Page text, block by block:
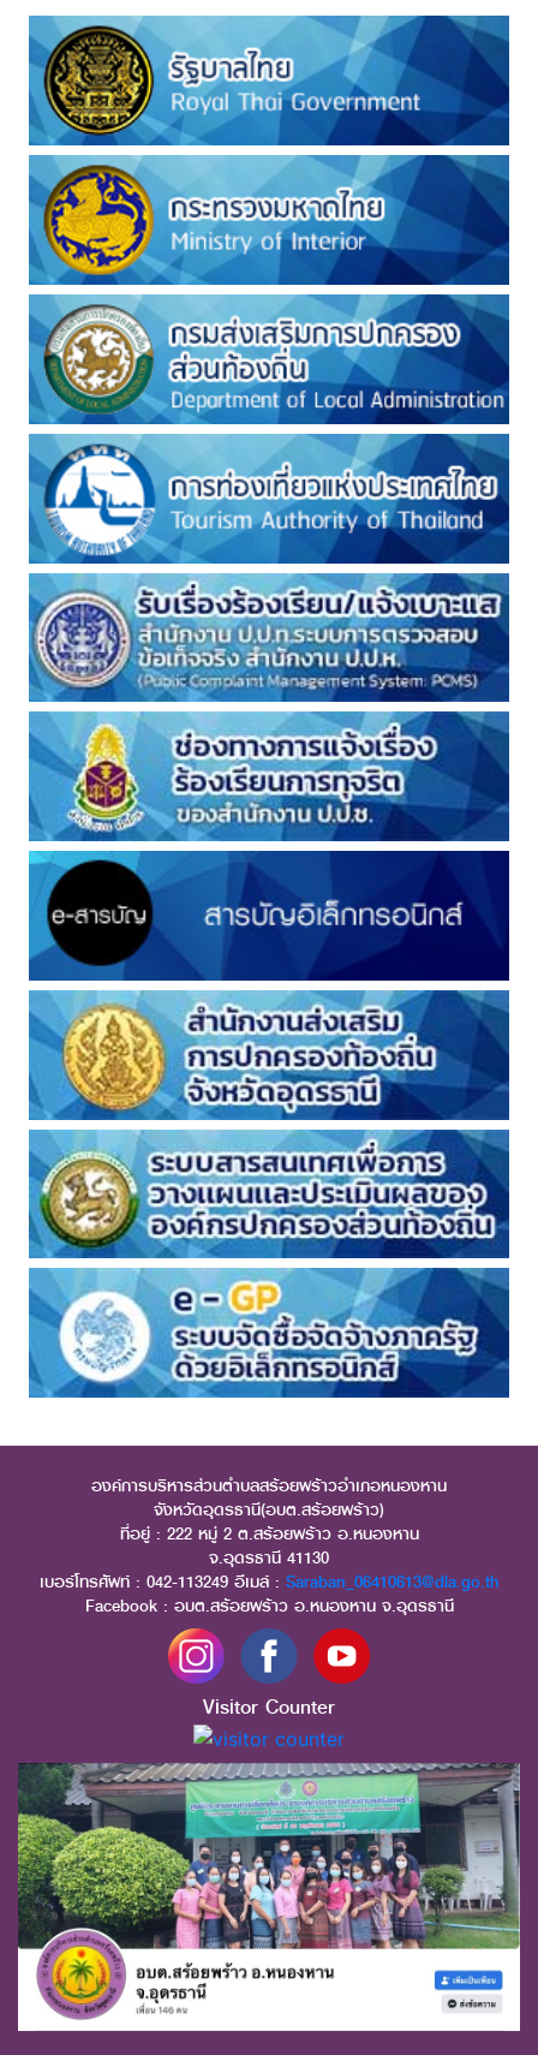
องค์การบริหารส่วนตำบลสร้อยพร้าวอำเภอหนองหาน
จังหวัดอุดรธานี(อบต.สร้อยพร้าว)
ที่อยู่ : 222 หมู่ 2 ต.สร้อยพร้าว อ.หนองหาน
จ.อุดรธานี 41130
เบอร์โทรศัพท์ : 042-113249 อีเมล์ : Saraban_06410613@dla.go.th
Facebook : อบต.สร้อยพร้าว อ.หนองหาน จ.อุดรธานี
Visitor Counter